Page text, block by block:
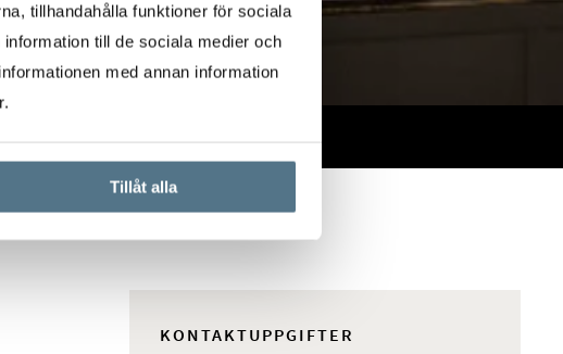
tillhandahålla funktioner för sociala
till de sociala medier och
med annan information
Tillåt alla
KONTAKTUPPGIFTER